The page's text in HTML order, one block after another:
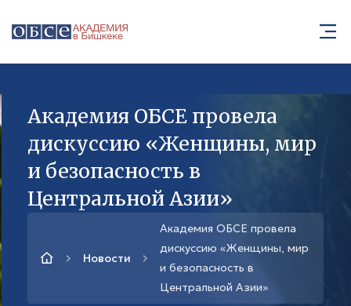
Академия ОБСЕ провела
дискуссию «Женщины, мир
и безопасность в
Центральной Азии»
Новости
Академия ОБСЕ провела
дискуссию «Женщины, мир
и безопасность в
Центральной Азии»